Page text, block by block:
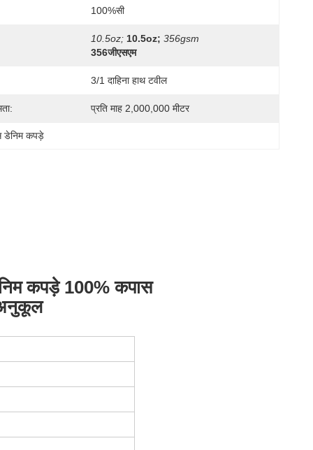
100%सी
10.5oz; 10.5oz; 356gsm
356जीएसएम
3/1 दाहिना हाथ टवील
प्रति माह 2,000,000 मीटर
कपड़े
कपड़े 100% कपास